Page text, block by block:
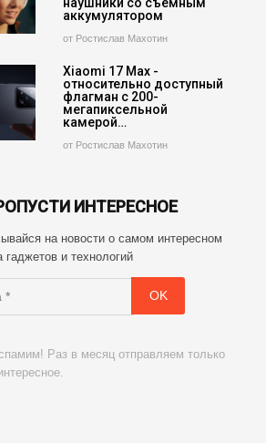
аккумулятором
от Ростислав Махотин
Xiaomi 17 Max -
относительно доступный
флагман с 200-
мегапиксельной
камерой…
от Ростислав Махотин
ИНТЕРЕСНОЕ
на новости о самом интересном
гаджетов и технологий
Раз в месяц отправляем только